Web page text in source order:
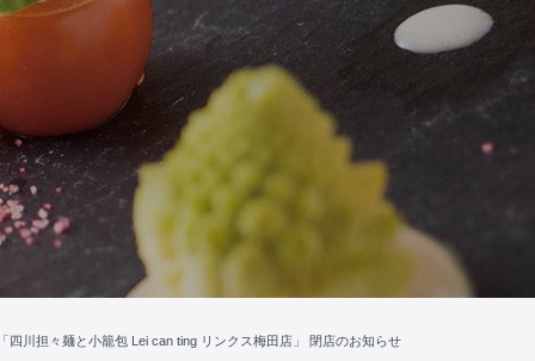
「四川担々麺と小籠包 Lei can ting リンクス梅田店」 閉店のお知らせ